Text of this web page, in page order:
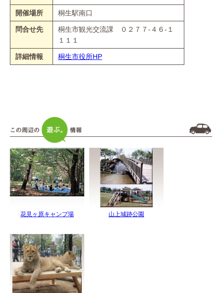
開催場所 桐生駅南口
問合せ先
桐生市観光交流課 ０２７７-４６-１
１１１
詳細情報 桐生市役所HP
花見ヶ原キャンプ場 山上城跡公園